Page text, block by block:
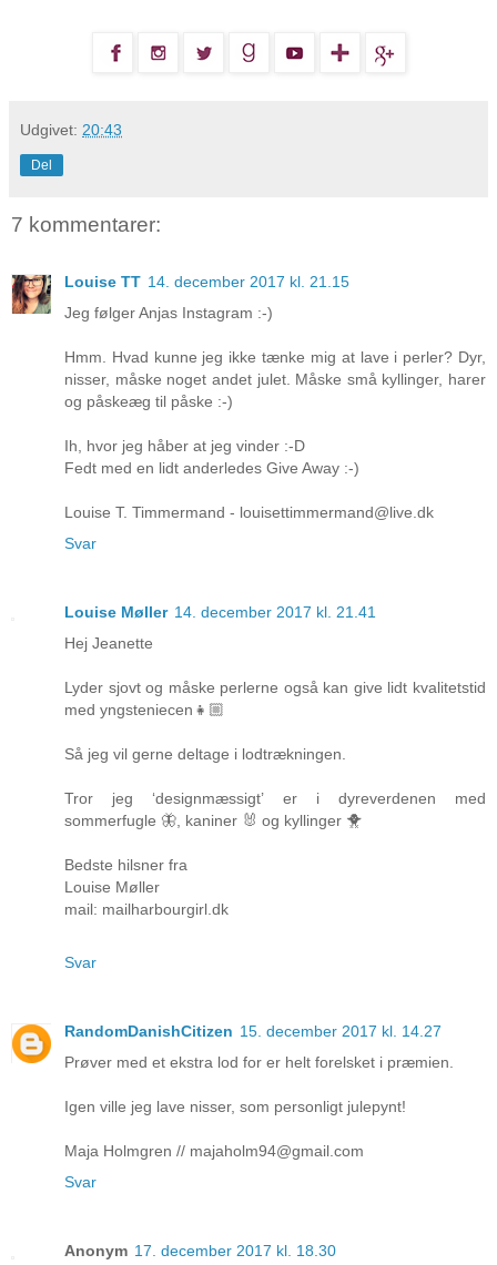
Udgivet: 20:43
Del
7 kommentarer:
Louise TT 14. december 2017 kl. 21.15
Jeg følger Anjas Instagram :-)
Hmm. Hvad kunne jeg ikke tænke mig at lave i perler? Dyr,
nisser, måske noget andet julet. Måske små kyllinger, harer
og påskeæg til påske :-)
Ih, hvor jeg håber at jeg vinder :-D
Fedt med en lidt anderledes Give Away :-)
Louise T. Timmermand - louisettimmermand@live.dk
Svar
Louise Møller 14. december 2017 kl. 21.41
Hej Jeanette
Lyder sjovt og måske perlerne også kan give lidt kvalitetstid
med yngsteniecen👧🏼
Så jeg vil gerne deltage i lodtrækningen.
Tror jeg ‘designmæssigt’ er i dyreverdenen med
sommerfugle 🦋, kaniner 🐰 og kyllinger 🐥
Bedste hilsner fra
Louise Møller
mail: mailharbourgirl.dk
Svar
RandomDanishCitizen 15. december 2017 kl. 14.27
Prøver med et ekstra lod for er helt forelsket i præmien.
Igen ville jeg lave nisser, som personligt julepynt!
Maja Holmgren // majaholm94@gmail.com
Svar
Anonym 17. december 2017 kl. 18.30